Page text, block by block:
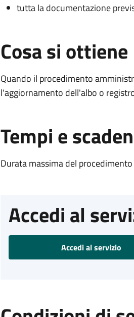
tutta la documentazione
Cosa si ottiene
Quando il procedimento
l'aggiornamento dell'albo o
Tempi e
Durata massima del
Accedi al
Accedi al servizio